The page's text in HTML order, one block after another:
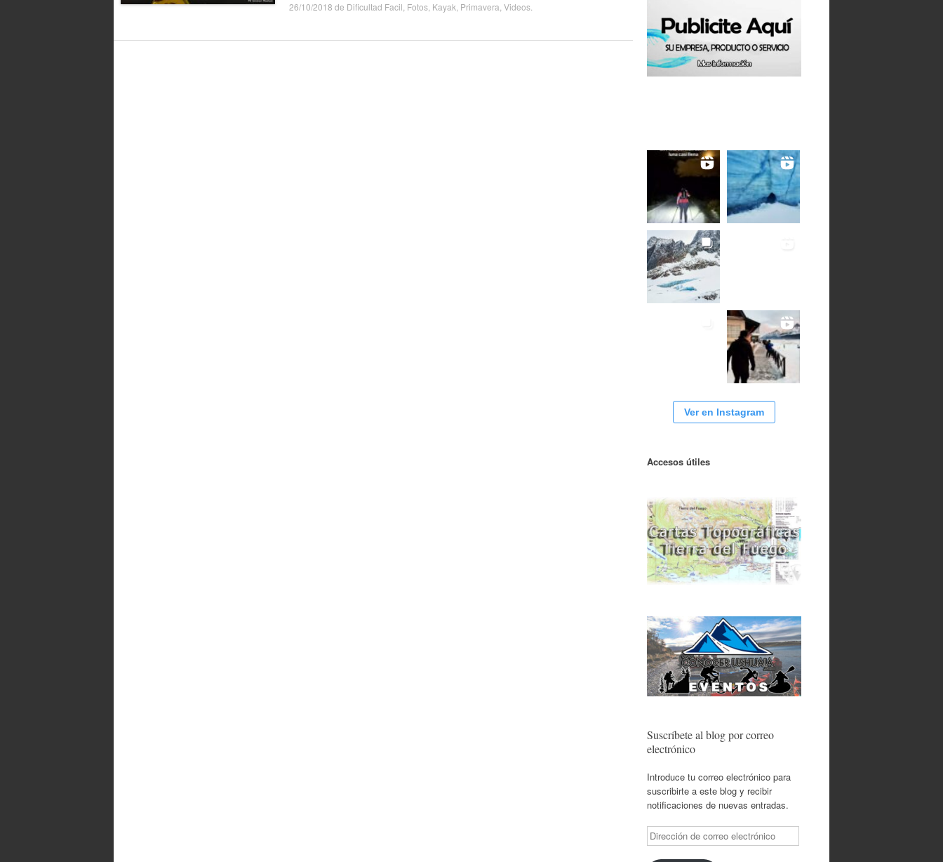
26/10/2018 de Dificultad Facil Fotos Kayak Primavera Videos
Ver en Instagram
Accesos útiles
Suscríbete al blog por correo
electrónico
Introduce tu correo electrónico para
suscribirte a este blog y recibir
notificaciones de nuevas entradas.
Dirección
de